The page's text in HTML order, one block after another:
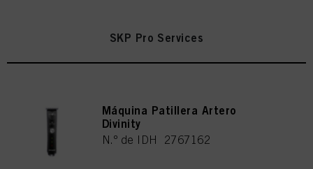
SKP Pro Services
Máquina Patillera Artero
Divinity
N.º de IDH 2767162